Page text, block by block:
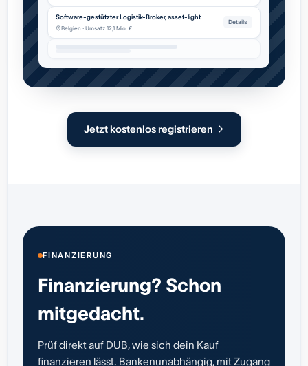
Software-gestützter Logistik-Broker, asset-light
Belgien · Umsatz 12,1 Mio. €
Details
Jetzt kostenlos registrieren
FINANZIERUNG
Finanzierung? Schon
mitgedacht.
Prüf direkt auf DUB, wie sich dein Kauf
finanzieren lässt. Bankenunabhängig, mit Zugang